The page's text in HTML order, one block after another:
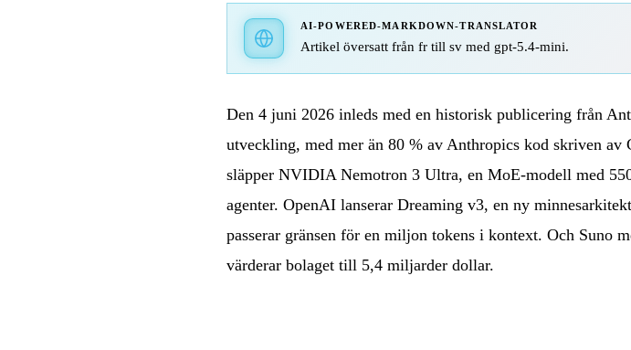
AI-POWERED-MARKDOWN-TRANSLATOR
Artikel översatt från fr till sv med gpt-5.4-mini.
Den 4 juni 2026 inleds med en historisk publicering från
utveckling, med mer än 80 % av Anthropics kod skriven
släpper NVIDIA Nemotron 3 Ultra, en MoE-modell med
agenter. OpenAI lanserar Dreaming v3, en ny
passerar gränsen för en miljon tokens i kontext. Och Suno
värderar bolaget till 5,4 miljarder dollar.